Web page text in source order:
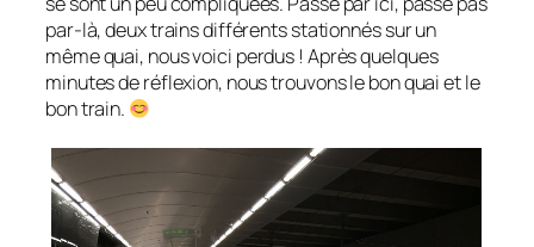
par-là, deux trains différents stationnés sur un
même quai, nous voici perdus ! Après quelques
minutes de réflexion, nous trouvons le bon quai et le
bon train.